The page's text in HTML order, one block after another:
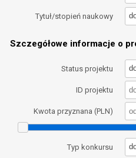
Tytuł/stopień naukowy
Szczegółowe informacje o
Status projektu
ID projektu
Kwota przyznana (PLN)
Typ konkursu